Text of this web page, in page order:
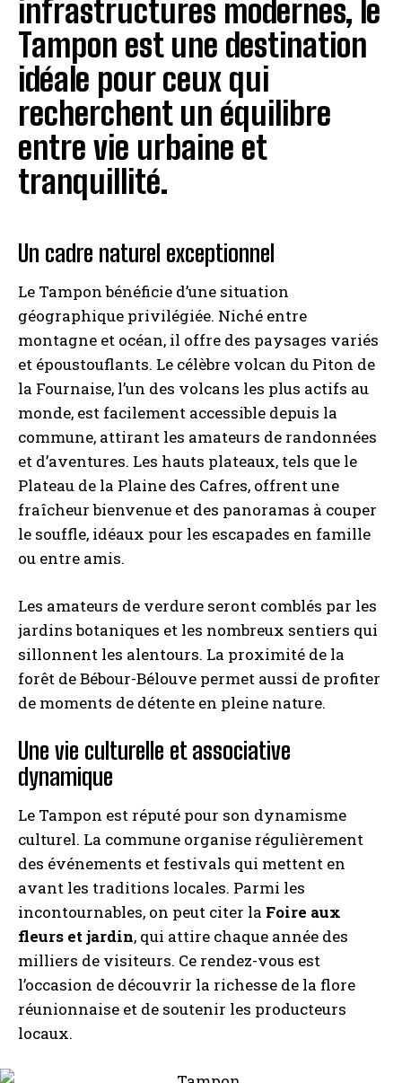
infrastructures modernes, le
Tampon est une destination
idéale pour ceux qui
recherchent un équilibre
entre vie urbaine et
tranquillité.
Un cadre naturel exceptionnel
Le Tampon bénéficie d’une situation
géographique privilégiée. Niché entre
montagne et océan, il offre des paysages variés
et époustouflants. Le célèbre volcan du Piton de
la Fournaise, l’un des volcans les plus actifs au
monde, est facilement accessible depuis la
commune, attirant les amateurs de randonnées
et d’aventures. Les hauts plateaux, tels que le
Plateau de la Plaine des Cafres, offrent une
fraîcheur bienvenue et des panoramas à couper
le souffle, idéaux pour les escapades en famille
ou entre amis.
Les amateurs de verdure seront comblés par les
jardins botaniques et les nombreux sentiers qui
sillonnent les alentours. La proximité de la
forêt de Bébour-Bélouve permet aussi de profiter
de moments de détente en pleine nature.
Une vie culturelle et associative
dynamique
Le Tampon est réputé pour son dynamisme
culturel. La commune organise régulièrement
des événements et festivals qui mettent en
avant les traditions locales. Parmi les
incontournables, on peut citer la Foire aux
fleurs et jardin, qui attire chaque année des
milliers de visiteurs. Ce rendez-vous est
l’occasion de découvrir la richesse de la flore
réunionnaise et de soutenir les producteurs
locaux.